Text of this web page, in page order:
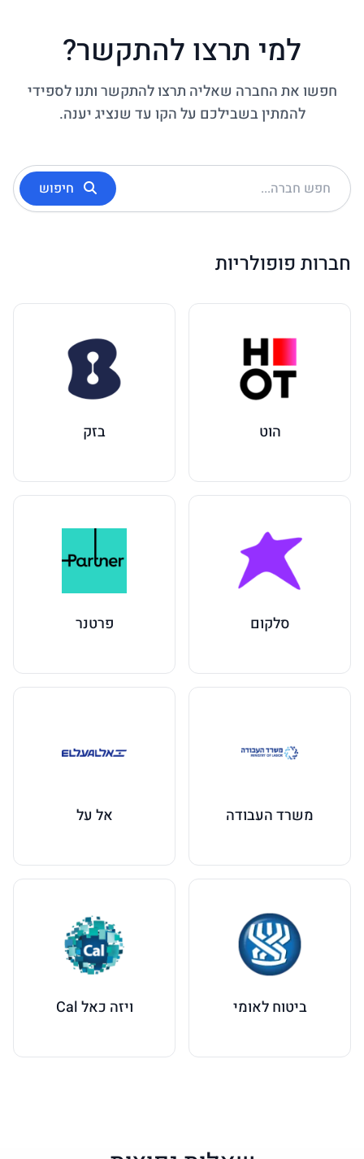
למי תרצו להתקשר?
חפשו את החברה שאליה תרצו להתקשר ותנו לספידי
להמתין בשבילכם על הקו עד שנציג יענה.
חיפוש חברה
חיפוש
חברות פופולריות
הוט בזק
סלקום פרטנר
משרד העבודה אל על
ביטוח לאומי ויזה כאל Cal